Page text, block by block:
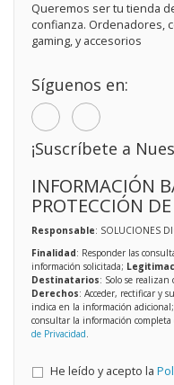
Queremos ser tu tienda
confianza. Ordenadores,
gaming, y accesorios
Síguenos en:
¡Suscríbete a
INFORMACIÓN
PROTECCIÓN
Responsable: SOLUCIONES
Finalidad: Responder las
información solicitada;
Destinatarios: Solo se realizan
Derechos: Acceder, rectificar y
indica en la información adicional;
consultar la información
de Privacidad.
He leído y acepto la